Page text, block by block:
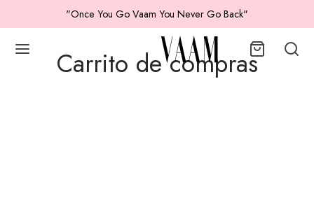
"Once You Go Vaam You Never Go Back"
Carrito de compras